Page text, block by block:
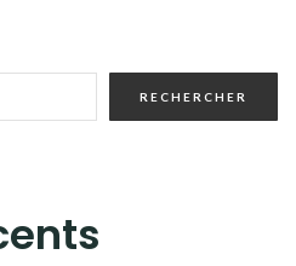
RECHERCHER